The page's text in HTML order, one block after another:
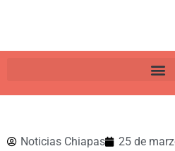
Noticias Chiapas 25 de